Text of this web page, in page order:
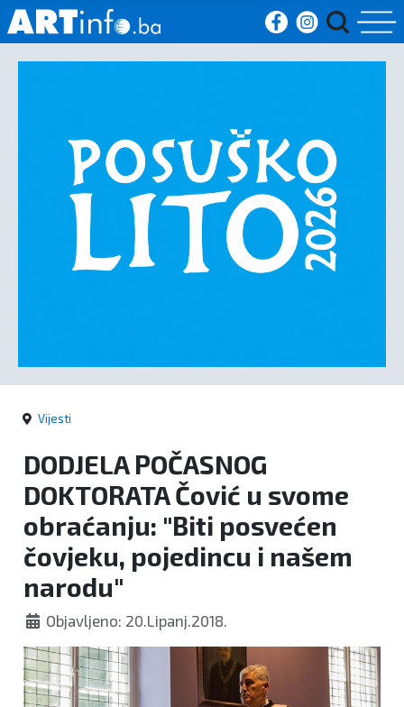
Sport
Kultura
Crna
Vijesti
DODJELA POČASNOG
DOKTORATA Čović u svome
obraćanju: "Biti posvećen
čovjeku, pojedincu i našem
narodu"
Objavljeno: 20.Lipanj.2018.